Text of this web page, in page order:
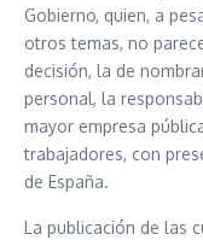
Gobierno, quien, a
otros temas, no
decisión, la de
personal, la
mayor empresa
trabajadores, con
de España.
La publicación de las